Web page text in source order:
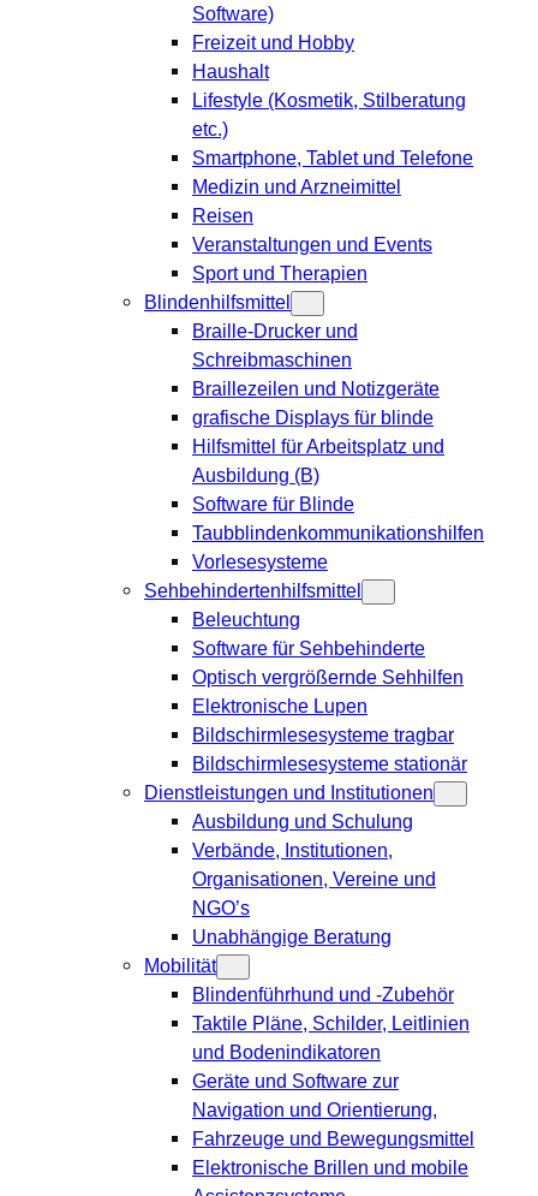
Software)
Freizeit und Hobby
Haushalt
Lifestyle (Kosmetik, Stilberatung
etc.)
Smartphone, Tablet und Telefone
Medizin und Arzneimittel
Reisen
Veranstaltungen und Events
Sport und Therapien
Blindenhilfsmittel
Braille-Drucker und
Schreibmaschinen
Braillezeilen und Notizgeräte
grafische Displays für blinde
Hilfsmittel für Arbeitsplatz und
Ausbildung (B)
Software für Blinde
Taubblindenkommunikationshilfen
Vorlesesysteme
Sehbehindertenhilfsmittel
Beleuchtung
Software für Sehbehinderte
Optisch vergrößernde Sehhilfen
Elektronische Lupen
Bildschirmlesesysteme tragbar
Bildschirmlesesysteme stationär
Dienstleistungen und Institutionen
Ausbildung und Schulung
Verbände, Institutionen,
Organisationen, Vereine und
NGO’s
Unabhängige Beratung
Mobilität
Blindenführhund und -Zubehör
Taktile Pläne, Schilder, Leitlinien
und Bodenindikatoren
Geräte und Software zur
Navigation und Orientierung,
Fahrzeuge und Bewegungsmittel
Elektronische Brillen und mobile